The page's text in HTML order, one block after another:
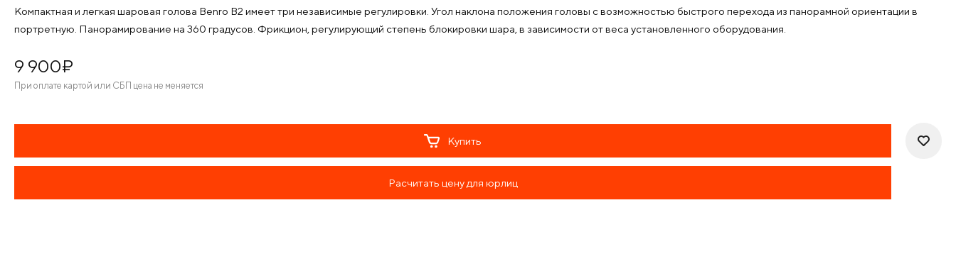
Компактная и легкая шаровая голова Benro B2 имеет три независимые регулировки. Угол наклона положения головы с возможностью быстрого перехода из панорамной ориентации в
портретную. Панорамирование на 360 градусов. Фрикцион, регулирующий степень блокировки шара, в зависимости от веса установленного оборудования.
9 900¤
При оплате картой или СБП цена не меняется
Купить
Расчитать цену для юрлиц